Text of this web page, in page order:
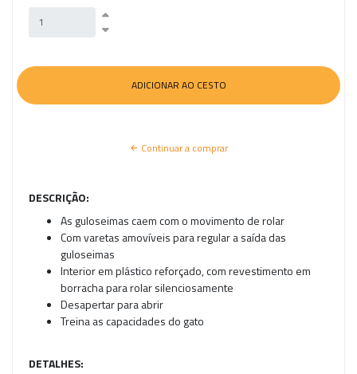
Continuar a comprar
DESCRIÇÃO:
As guloseimas caem com o movimento de rolar
Com varetas amovíveis para regular a saída das
guloseimas
Interior em plástico reforçado, com revestimento em
borracha para rolar silenciosamente
Desapertar para abrir
Treina as capacidades do gato
DETALHES: